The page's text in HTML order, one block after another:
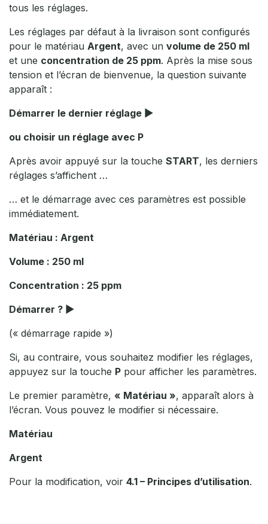
tous les réglages.
Les réglages par défaut à la livraison sont configurés
pour le matériau Argent, avec un volume de 250 ml
et une concentration de 25 ppm. Après la mise sous
tension et l’écran de bienvenue, la question suivante
apparaît :
Démarrer le dernier réglage ▶
ou choisir un réglage avec P
Après avoir appuyé sur la touche START, les derniers
réglages s’affichent …
… et le démarrage avec ces paramètres est possible
immédiatement.
Matériau : Argent
Volume : 250 ml
Concentration : 25 ppm
Démarrer ? ▶
(« démarrage rapide »)
Si, au contraire, vous souhaitez modifier les réglages,
appuyez sur la touche P pour afficher les paramètres.
Le premier paramètre, « Matériau », apparaît alors à
l’écran. Vous pouvez le modifier si nécessaire.
Matériau
Argent
Pour la modification, voir 4.1 – Principes d’utilisation.